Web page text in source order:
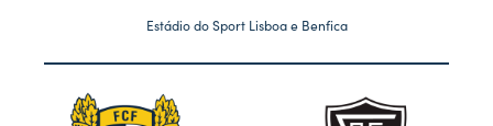
Estádio do Sport Lisboa e Benfica